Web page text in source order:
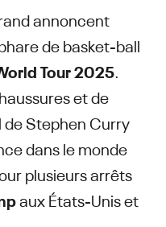
annoncent
de basket-ball
Tour 2025
et de
Stephen Curry
dans le monde
plusieurs arrêts
aux États-Unis et